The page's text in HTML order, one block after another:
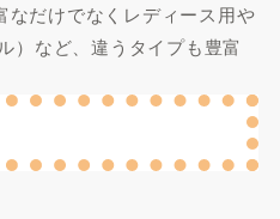
なだけでなくレディース用や
）など、違うタイプも豊富